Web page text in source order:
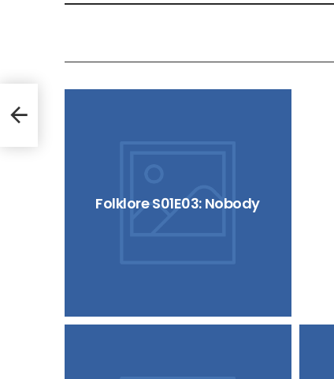
Folklore S01E03: Nobody